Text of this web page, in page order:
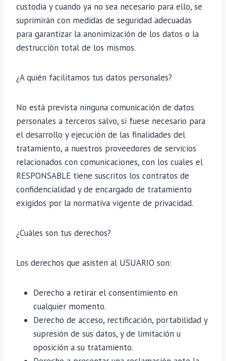
custodia y cuando ya no sea necesario para ello, se
suprimirán con medidas de seguridad adecuadas
para garantizar la anonimización de los datos o la
destrucción total de los mismos.
¿A quién facilitamos tus datos personales?
No está prevista ninguna comunicación de datos
personales a terceros salvo, si fuese necesario para
el desarrollo y ejecución de las finalidades del
tratamiento, a nuestros proveedores de servicios
relacionados con comunicaciones, con los cuales el
RESPONSABLE tiene suscritos los contratos de
confidencialidad y de encargado de tratamiento
exigidos por la normativa vigente de privacidad.
¿Cuáles son tus derechos?
Los derechos que asisten al USUARIO son:
Derecho a retirar el consentimiento en
cualquier momento.
Derecho de acceso, rectificación, portabilidad y
supresión de sus datos, y de limitación u
oposición a su tratamiento.